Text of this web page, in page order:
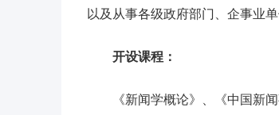
以及从事各级政府部门、企事业
开设课程：
《新闻学概论》、《中国新